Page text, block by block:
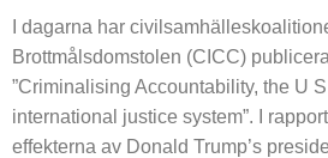
I dagarna har
Brottmålsdomstolen (CICC)
”Criminalising Accountability, the U
international justice system”. I
effekterna av Donald Trump’s